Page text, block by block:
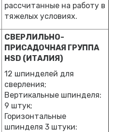
рассчитанные на работу в
тяжелых условиях.
СВЕРЛИЛЬНО-
ПРИСАДОЧНАЯ ГРУППА
HSD (ИТАЛИЯ)
12 шпинделей для
сверления;
Вертикальные шпинделя:
9 штук;
Горизонтальные
шпинделя 3 штуки: